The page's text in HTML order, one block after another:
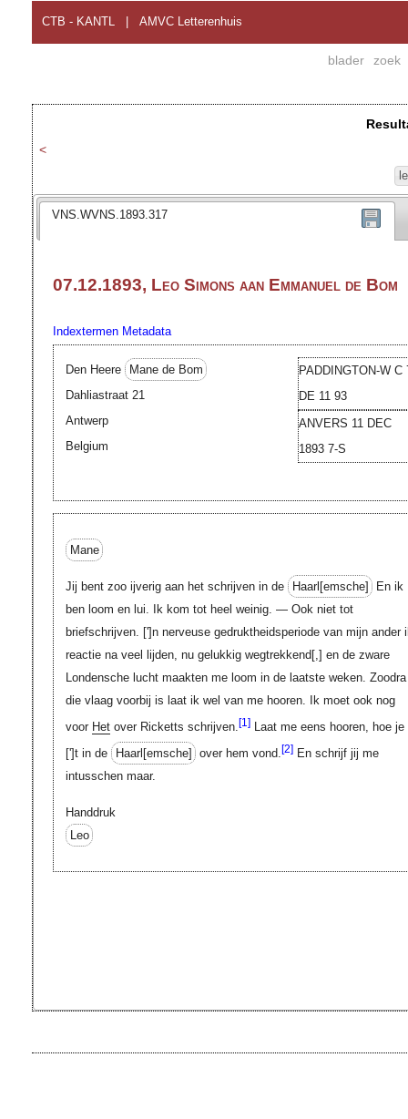
CTB - KANTL AMVC Letterenhuis
blader zoek
<
VNS.WVNS.1893.317
07.12.1893, Leo Simons aan Emmanuel de Bom
Indextermen Metadata
PADDINGTON-W C
DE 11 93
ANVERS 11 DEC
1893 7-S
Den Heere
Mane de Bom
Dahliastraat 21
Antwerp
Belgium
Mane
Jij bent zoo ijverig aan het schrijven in de Haarl[emsche]
En ik
ben loom en lui. Ik kom tot heel weinig. — Ook niet tot
briefschrijven. [']n nerveuse gedruktheidsperiode van mijn ander
reactie na veel lijden, nu gelukkig wegtrekkend[,] en de zware
Londensche lucht maakten me loom in de laatste weken. Zoodra
die vlaag voorbij is laat ik wel van me hooren. Ik moet ook nog
voor Hetover Ricketts schrijven. [1]Laat me eens hooren, hoe je
[']t in de Haarl[emsche] over hem vond.[2] En schrijf jij me
intusschen maar.
Handdruk
Leo